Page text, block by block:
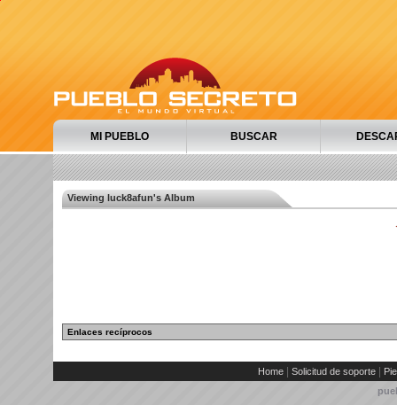
MI PUEBLO BUSCAR
Viewing luck8afun's Album
Enlaces recíprocos
Home Solicitud de soporte